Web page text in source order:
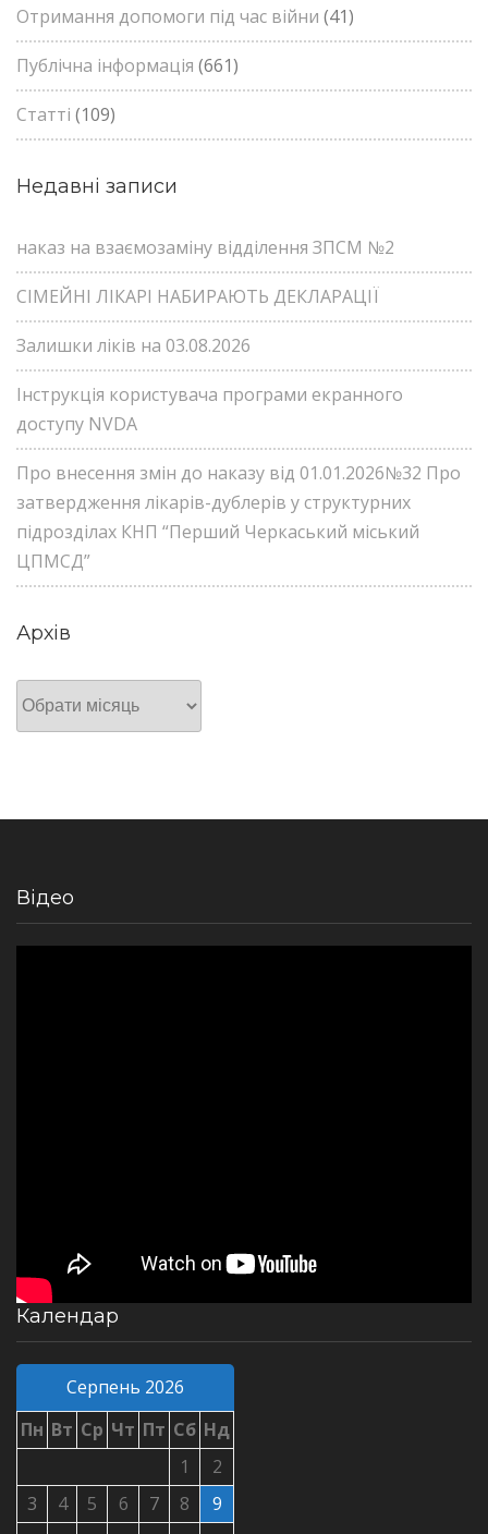
Отримання допомоги під час війни (41)
Публічна інформація (661)
Статті (109)
Недавні записи
наказ на взаємозаміну відділення ЗПСМ №2
СІМЕЙНІ ЛІКАРІ НАБИРАЮТЬ ДЕКЛАРАЦІЇ
Залишки ліків на 03.08.2026
Інструкція користувача програми екранного
доступу NVDA
Про внесення змін до наказу від 01.01.2026№32 Про
затвердження лікарів-дублерів у структурних
підрозділах КНП “Перший Черкаський міський
ЦПМСД”
Архів
Архів
Відео
Календар
Серпень 2026
Пн Вт Ср Чт Пт Сб Нд
1
2
3
4 5 6 7 8
9